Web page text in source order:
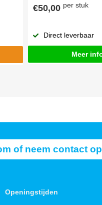
€50,00 per stuk
Direct leverbaar
Meer
of neem contact
Openingstijden